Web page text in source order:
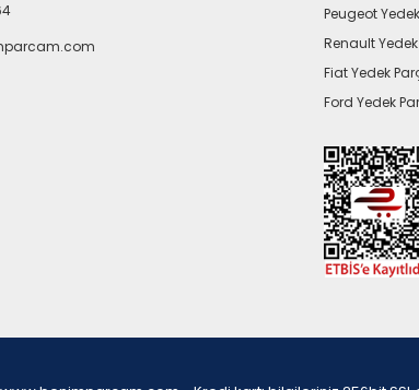
Peugeot
Renault
Fiat Yedek
Ford Yedek